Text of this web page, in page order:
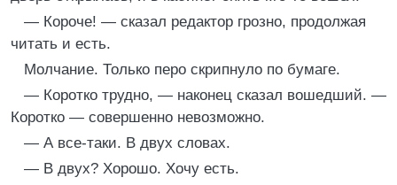
— Короче! — сказал редактор грозно, продолжая
читать и есть.
Молчание. Только перо скрипнуло по бумаге.
— Коротко трудно, — наконец сказал вошедший. —
Коротко — совершенно невозможно.
— А все-таки. В двух словах.
— В двух? Хорошо. Хочу есть.